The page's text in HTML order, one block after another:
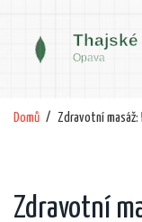
Domů Zdravotní
Zdravotní